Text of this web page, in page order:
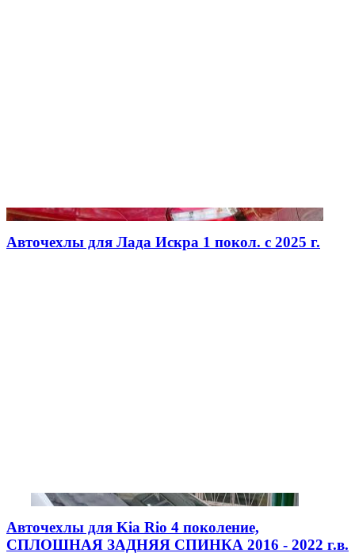
Авточехлы для Лада Искра 1 покол. с 2025 г.
Авточехлы для Kia Rio 4 поколение,
СПЛОШНАЯ ЗАДНЯЯ СПИНКА 2016 - 2022 г.в.